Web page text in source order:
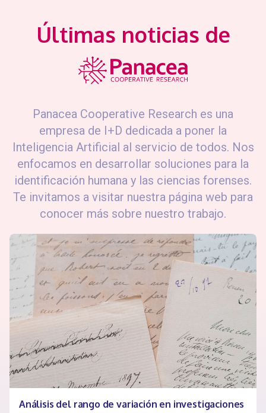
Últimas noticias de
Panacea Cooperative Research es una
empresa de I+D dedicada a poner la
Inteligencia Artificial al servicio de todos. Nos
enfocamos en desarrollar soluciones para la
identificación humana y las ciencias forenses.
Te invitamos a visitar nuestra página web para
conocer más sobre nuestro trabajo.
Análisis del rango de variación en investigaciones